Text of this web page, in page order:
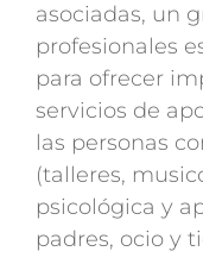
asociadas, un
profesionales
para ofrecer
servicios de
las personas
(talleres,
psicológica y
padres, ocio y